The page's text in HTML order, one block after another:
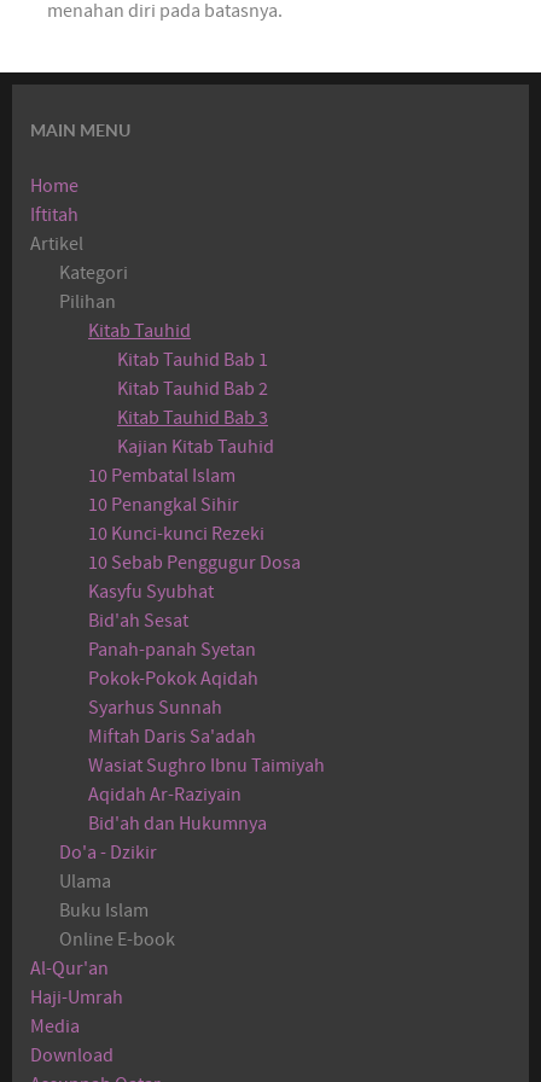
menahan diri pada batasnya.
MAIN MENU
Home
Iftitah
Artikel
Kategori
Pilihan
Kitab Tauhid
Kitab Tauhid Bab 1
Kitab Tauhid Bab 2
Kitab Tauhid Bab 3
Kajian Kitab Tauhid
10 Pembatal Islam
10 Penangkal Sihir
10 Kunci-kunci Rezeki
10 Sebab Penggugur Dosa
Kasyfu Syubhat
Bid'ah Sesat
Panah-panah Syetan
Pokok-Pokok Aqidah
Syarhus Sunnah
Miftah Daris Sa'adah
Wasiat Sughro Ibnu Taimiyah
Aqidah Ar-Raziyain
Bid'ah dan Hukumnya
Do'a - Dzikir
Ulama
Buku Islam
Online E-book
Al-Qur'an
Haji-Umrah
Media
Download